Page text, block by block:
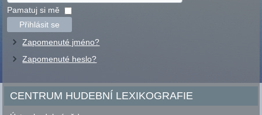
jméno
Heslo
Pamatuj si mě
Přihlásit se
Zapomenuté jméno?
Zapomenuté heslo?
CENTRUM HUDEBNÍ LEXIKOGRAFIE